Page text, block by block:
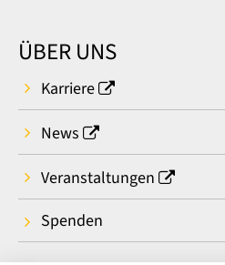
ÜBER UNS
Karriere
News
Veranstaltungen
Spenden